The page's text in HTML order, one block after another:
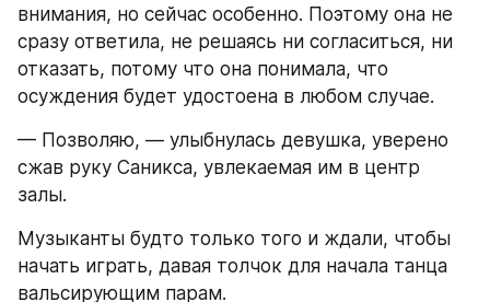
внимания, но сейчас особенно. Поэтому она не
сразу ответила, не решаясь ни согласиться, ни
отказать, потому что она понимала, что
осуждения будет удостоена в любом случае.
— Позволяю, — улыбнулась девушка, уверено
сжав руку Саникса, увлекаемая им в центр
залы.
Музыканты будто только того и ждали, чтобы
начать играть, давая толчок для начала танца
вальсирующим парам.